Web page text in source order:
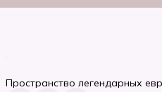
Пространство легендарных